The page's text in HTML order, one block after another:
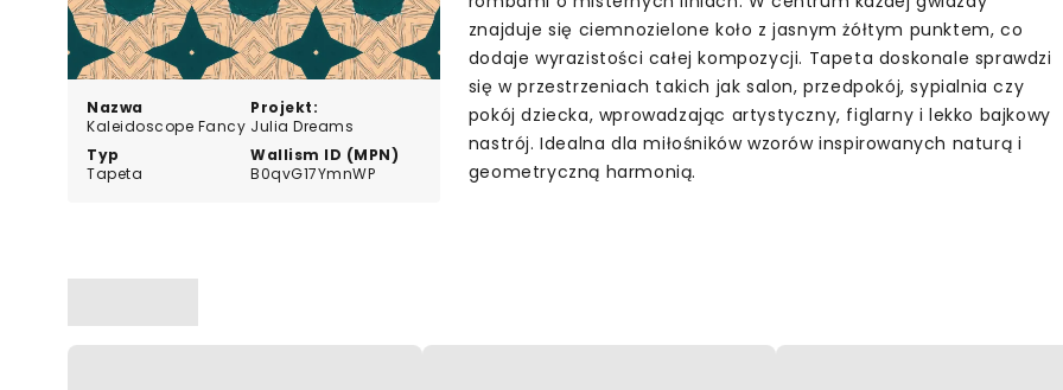
Nazwa
Kaleidoscope Fancy
Projekt:
Julia Dreams
Typ
Tapeta
Wallism ID (MPN)
B0qvG17YmnWP
znajduje się ciemnozielone koło z jasnym żółtym punktem, co
dodaje wyrazistości całej kompozycji. Tapeta doskonale sprawdzi
się w przestrzeniach takich jak salon, przedpokój, sypialnia czy
pokój dziecka, wprowadzając artystyczny, figlarny i lekko bajkowy
nastrój. Idealna dla miłośników wzorów inspirowanych naturą i
geometryczną harmonią.